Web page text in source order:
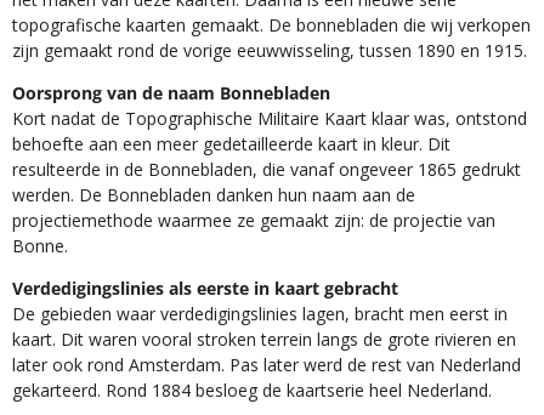
topografische kaarten gemaakt. De bonnebladen die wij verkopen
zijn gemaakt rond de vorige eeuwwisseling, tussen 1890 en 1915.
Oorsprong van de naam Bonnebladen
Kort nadat de Topographische Militaire Kaart klaar was, ontstond
behoefte aan een meer gedetailleerde kaart in kleur. Dit
resulteerde in de Bonnebladen, die vanaf ongeveer 1865 gedrukt
werden. De Bonnebladen danken hun naam aan de
projectiemethode waarmee ze gemaakt zijn: de projectie van
Bonne.
Verdedigingslinies als eerste in kaart gebracht
De gebieden waar verdedigingslinies lagen, bracht men eerst in
kaart. Dit waren vooral stroken terrein langs de grote rivieren en
later ook rond Amsterdam. Pas later werd de rest van Nederland
gekarteerd. Rond 1884 besloeg de kaartserie heel Nederland.